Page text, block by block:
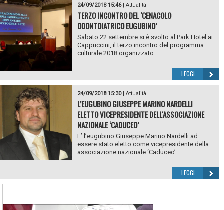
24/09/2018 15:46| Attualità
TERZO INCONTRO DEL ‘CENACOLO
ODONTOIATRICO EUGUBINO’
Sabato 22 settembre si è svolto al Park Hotel ai
Cappuccini, il terzo incontro del programma
culturale 2018 organizzato ...
LEGGI
24/09/2018 15:30| Attualità
L’EUGUBINO GIUSEPPE MARINO NARDELLI
ELETTO VICEPRESIDENTE DELL'ASSOCIAZIONE
NAZIONALE ‘CADUCEO’
E’ l’eugubino Giuseppe Marino Nardelli ad
essere stato eletto come vicepresidente della
associazione nazionale ‘Caduceo’...
LEGGI